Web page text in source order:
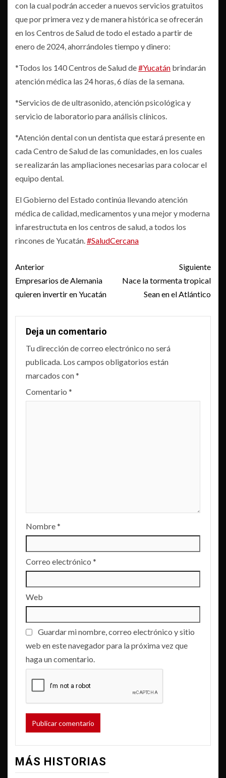
con la cual podrán acceder a nuevos servicios gratuitos
que por primera vez y de manera histórica se ofrecerán
en los Centros de Salud de todo el estado a partir de
enero de 2024, ahorrándoles tiempo y dinero:
*Todos los 140 Centros de Salud de#Yucatán brindarán
atención médica las 24 horas, 6 días de la semana.
*Servicios de de ultrasonido, atención psicológica y
servicio de laboratorio para análisis clínicos.
*Atención dental con un dentista que estará presente en
cada Centro de Salud de las comunidades, en los cuales
se realizarán las ampliaciones necesarias para colocar el
equipo dental.
El Gobierno del Estado continúa llevando atención
médica de calidad, medicamentos y una mejor y moderna
infarestructuta en los centros de salud, a todos los
rincones de Yucatán.#SaludCercana
Post
navigation
Anterior
Empresarios de Alemania
quieren invertir en Yucatán
Siguiente
Nace la tormenta tropical
Sean en el Atlántico
Deja un comentario
Tu dirección de correo electrónico no será
publicada. Los campos obligatorios están
marcados con*
Comentario *
Nombre*
Correo electrónico *
Web
Guardar mi nombre, correo electrónico y sitio
web en este navegador para la próxima vez que
haga un comentario.
MÁS HISTORIAS